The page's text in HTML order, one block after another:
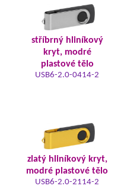
stříbrný hliníkový
kryt, modré
plastové tělo
USB6-2.0-0414-2
zlatý hliníkový kryt,
modré plastové tělo
USB6-2.0-2114-2